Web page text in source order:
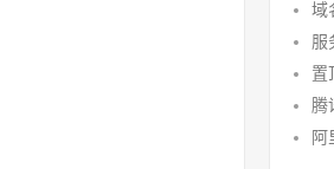
域
服
置
腾
阿